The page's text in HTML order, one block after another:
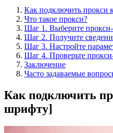
Как подключить
Что такое прокси?
Шаг 1. Выберите прокси-
Шаг 2. Получите
Шаг 3. Настройте
Шаг 4. Проверьте
Заключение
Часто задаваемые
Как подключить
шрифту]